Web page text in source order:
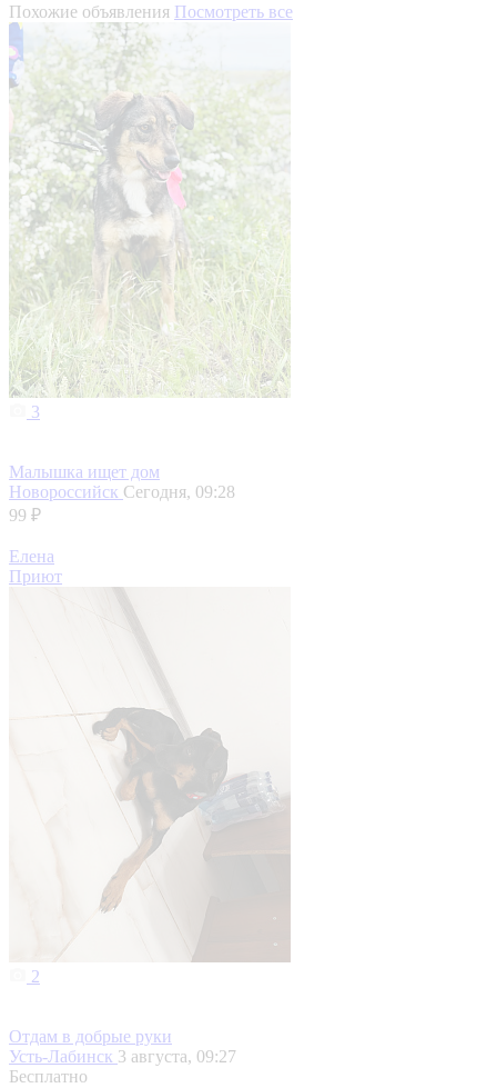
Похожие объявления Посмотреть все
3
Малышка ищет дом
Новороссийск Сегодня, 09:28
99 ₽
Елена
Приют
2
Отдам в добрые руки
Усть-Лабинск 3 августа, 09:27
Бесплатно